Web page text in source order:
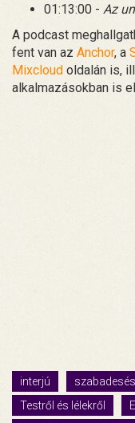
01:13:00 - Az
A podcast
fent van az Anchor, a
Mixcloud oldalán is,
alkalmazásokban is
interjú szabadesés
Testről és lélekről